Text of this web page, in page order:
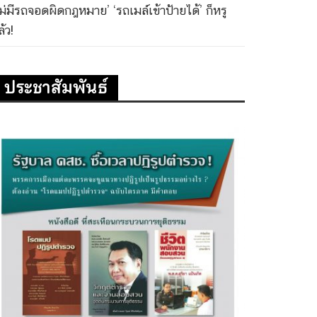
ม่มีรถจอดผิดกฎหมาย’ ‘รถเมล์เข้าป้ายได้’ ก็หรู
ว!
ประชาสัมพันธ์